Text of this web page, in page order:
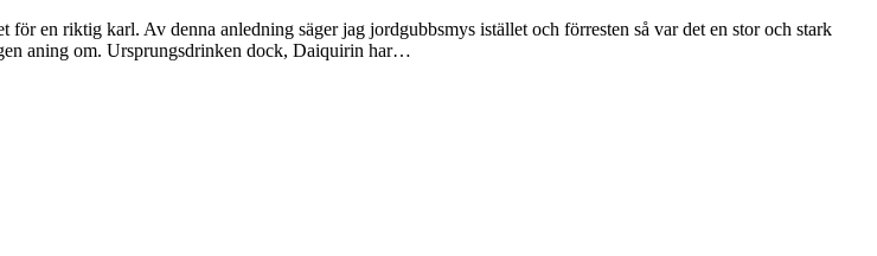
en riktig karl. Av denna anledning säger jag jordgubbsmys istället och förresten så var det en stor och stark
aning om. Ursprungsdrinken dock, Daiquirin har…